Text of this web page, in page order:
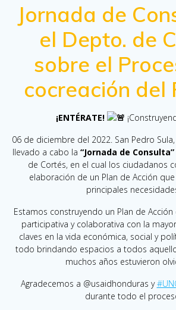
Jornada de
el Depto. de
sobre el
cocreación del
¡ENTÉRATE!
06 de diciembre del 2022. San Pedro
llevado a cabo la “Jornada de Consulta”
de Cortés, en el cual los ciudadanos
elaboración de un Plan de Acción
principales
Estamos construyendo un Plan de Acción
participativa y colaborativa con la
claves en la vida económica, social y
todo brindando espacios a todos
muchos años estuvieron
Agradecemos a @usaidhonduras y
durante todo el